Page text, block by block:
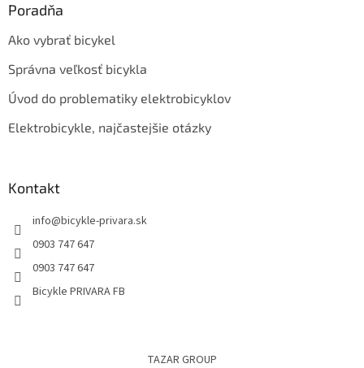
Poradňa
Ako vybrať bicykel
Správna veľkosť bicykla
Úvod do problematiky elektrobicyklov
Elektrobicykle, najčastejšie otázky
Kontakt
info@bicykle-privara.sk
0903 747 647
0903 747 647
Bicykle PRIVARA FB
TAZAR GROUP